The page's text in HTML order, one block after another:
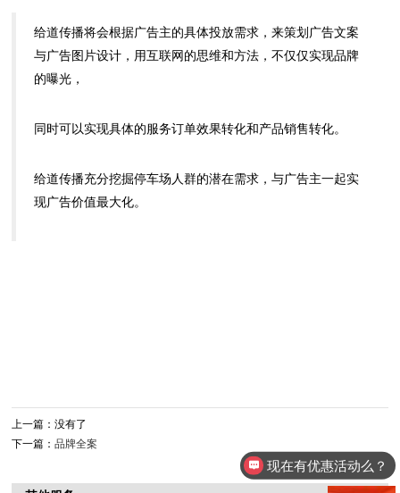
给道传播将会根据广告主的具体投放需求，来策划广告文案
与广告图片设计，用互联网的思维和方法，不仅仅实现品牌
的曝光，
同时可以实现具体的服务订单效果转化和产品销售转化。
给道传播充分挖掘停车场人群的潜在需求，与广告主一起实
现广告价值最大化。
上一篇：没有了
下一篇：品牌全案
现在有优惠活动么？